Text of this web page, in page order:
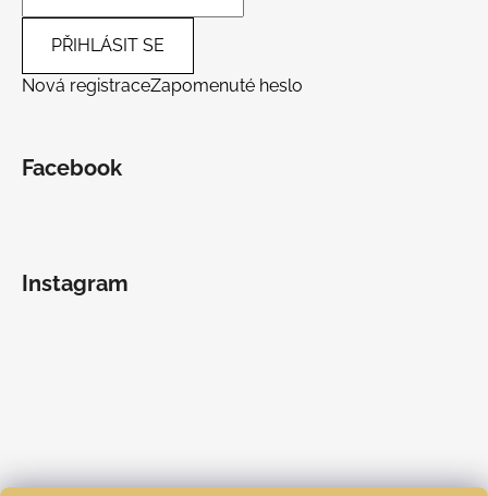
PŘIHLÁSIT SE
Nová registraceZapomenuté heslo
Facebook
Instagram